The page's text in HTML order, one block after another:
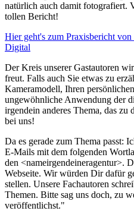
natürlich auch damit fotografiert.
tollen Bericht!
Hier geht's zum Praxisbericht
Digital
Der Kreis unserer Gastautoren
freut. Falls auch Sie etwas zu
Kameramodell, Ihren
ungewöhnliche Anwendung der
irgendein anderes Thema, das zu
bei uns!
Da es gerade zum Thema passt:
E-Mails mit dem folgenden
den <nameirgendeineragentur>.
Webseite. Wir würden Dir dafür
stellen. Unsere Fachautoren
Themen. Bitte sag uns doch, zu
veröffentlichst."